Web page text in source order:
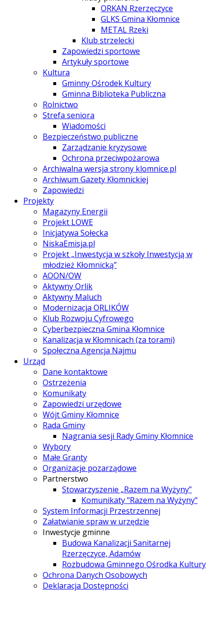
ORKAN Rzerzęczyce
GLKS Gmina Kłomnice
METAL Rzeki
Klub strzelecki
Zapowiedzi sportowe
Artykuły sportowe
Kultura
Gminny Ośrodek Kultury
Gminna Biblioteka Publiczna
Rolnictwo
Strefa seniora
Wiadomości
Bezpieczeństwo publiczne
Zarządzanie kryzysowe
Ochrona przeciwpożarowa
Archiwalna wersja strony klomnice.pl
Archiwum Gazety Kłomnickiej
Zapowiedzi
Projekty
Magazyny Energii
Projekt LOWE
Inicjatywa Sołecka
NiskaEmisja.pl
Projekt „Inwestycja w szkoły Inwestycją w
młodzież Kłomnicką”
AOON/OW
Aktywny Orlik
Aktywny Maluch
Modernizacja ORLIKÓW
Klub Rozwoju Cyfrowego
Cyberbezpieczna Gmina Kłomnice
Kanalizacja w Kłomnicach (za torami)
Społeczna Agencja Najmu
Urząd
Dane kontaktowe
Ostrzeżenia
Komunikaty
Zapowiedzi urzędowe
Wójt Gminy Kłomnice
Rada Gminy
Nagrania sesji Rady Gminy Kłomnice
Wybory
Małe Granty
Organizacje pozarządowe
Partnerstwo
Stowarzyszenie „Razem na Wyżyny”
Komunikaty "Razem na Wyżyny"
System Informacji Przestrzennej
Załatwianie spraw w urzędzie
Inwestycje gminne
Budowa Kanalizacji Sanitarnej
Rzerzęczyce, Adamów
Rozbudowa Gminnego Ośrodka Kultury
Ochrona Danych Osobowych
Deklaracja Dostępności